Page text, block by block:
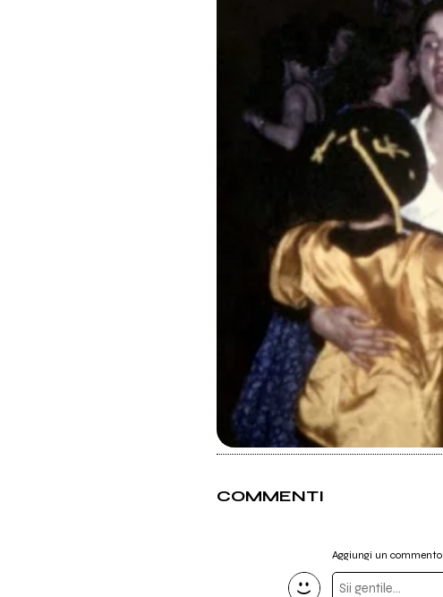
COMMENTI
Aggiungi un commento